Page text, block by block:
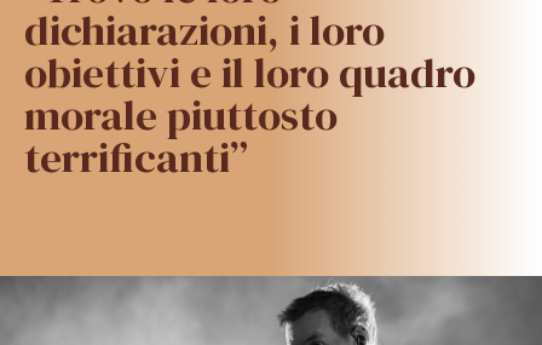
dichiarazioni, i loro
obiettivi e il loro quadro
morale piuttosto
terrificanti”